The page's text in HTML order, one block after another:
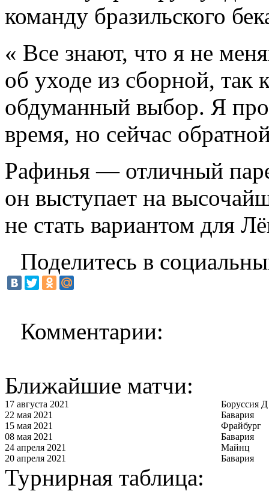
команду бразильского
« Все знают, что я не
об уходе из сборной, так
обдуманный выбор. Я
время, но сейчас
Рафинья — отличный
он выступает на
не стать вариантом для
Поделитесь в
Комментарии:
Ближайшие матчи:
17 августа 2021
Боруссия Д
22 мая 2021
Бавария
15 мая 2021
Фрайбург
08 мая 2021
Бавария
24 апреля 2021
Майнц
20 апреля 2021
Бавария
Турнирная таблица: